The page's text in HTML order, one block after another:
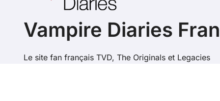
Vampire Diaries
Le site fan français TVD, The Originals et Legacies